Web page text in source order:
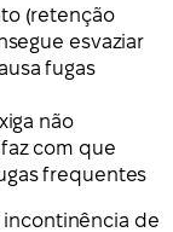
(retenção
esvaziar
fugas
não
com que
frequentes
incontinência de